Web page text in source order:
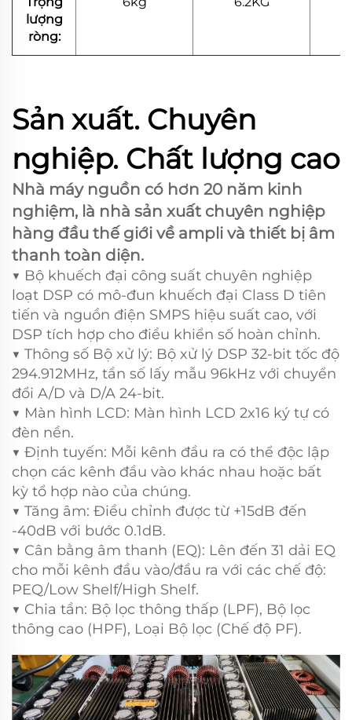
lượng
ròng:
Sản xuất. Chuyên
nghiệp. Chất lượng cao
Nhà máy nguồn có hơn 20 năm kinh
nghiệm, là nhà sản xuất chuyên nghiệp
hàng đầu thế giới về ampli và thiết bị âm
thanh toàn diện.
▼ Bộ khuếch đại công suất chuyên nghiệp
loạt DSP có mô-đun khuếch đại Class D tiên
tiến và nguồn điện SMPS hiệu suất cao, với
DSP tích hợp cho điều khiển số hoàn chỉnh.
▼ Thông số Bộ xử lý: Bộ xử lý DSP 32-bit tốc độ
294.912MHz, tần số lấy mẫu 96kHz với chuyển
đổi A/D và D/A 24-bit.
▼ Màn hình LCD: Màn hình LCD 2x16 ký tự có
đèn nền.
▼ Định tuyến: Mỗi kênh đầu ra có thể độc lập
chọn các kênh đầu vào khác nhau hoặc bất
kỳ tổ hợp nào của chúng.
▼ Tăng âm: Điều chỉnh được từ +15dB đến
-40dB với bước 0.1dB.
▼ Cân bằng âm thanh (EQ): Lên đến 31 dải EQ
cho mỗi kênh đầu vào/đầu ra với các chế độ:
PEQ/Low Shelf/High Shelf.
▼ Chia tần: Bộ lọc thông thấp (LPF), Bộ lọc
thông cao (HPF), Loại Bộ lọc (Chế độ PF).